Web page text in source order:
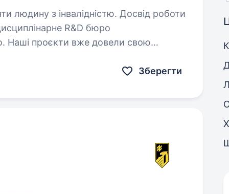
людину з інвалідністю. Досвід роботи
Наші проєкти вже довели свою
Зберегти